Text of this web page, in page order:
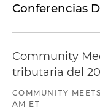
Conferencias
Community
tributaria del
COMMUNITY MEETS
AM ET